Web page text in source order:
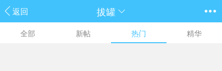
返回 拔罐
全部 新帖 热门 精华